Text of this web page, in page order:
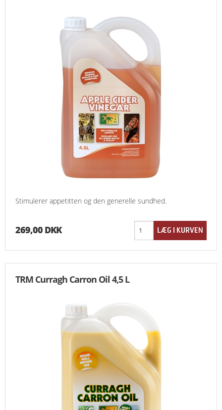
Stimulerer appetitten og den generelle sundhed.
269,00 DKK
TRM Curragh Carron Oil 4,5 L